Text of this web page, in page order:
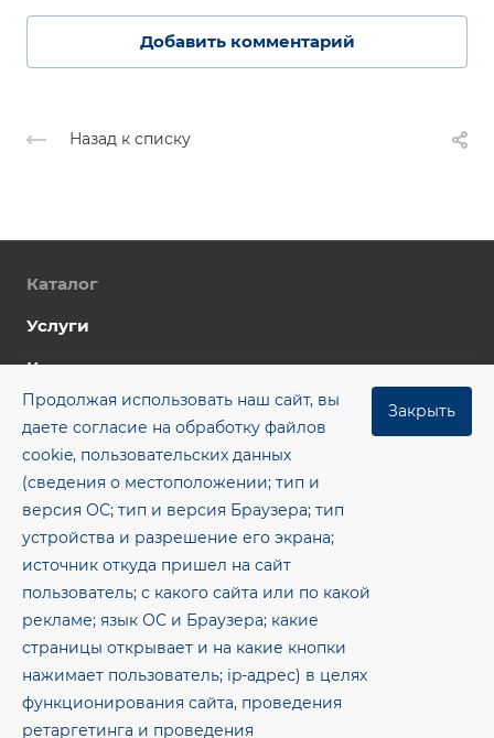
Добавить комментарий
Назад к списку
Каталог
Услуги
Компания
Цены
Контакты
Блог
+7 (8482) 955‒462
office@gkmsp.ru
445043, Самарская обл., г. Тольятти, ОЭЗ ППТ тер.,
© 2026 Метсервис — Электросварные прямошовные
Продолжая использовать наш сайт, вы
даете согласие на обработку файлов
cookie, пользовательских данных
(сведения о местоположении; тип и
версия ОС; тип и версия Браузера; тип
устройства и разрешение его экрана;
источник откуда пришел на сайт
пользователь; с какого сайта или по какой
рекламе; язык ОС и Браузера; какие
страницы открывает и на какие кнопки
нажимает пользователь; ip-адрес) в целях
функционирования сайта, проведения
ретаргетинга и проведения
Закрыть